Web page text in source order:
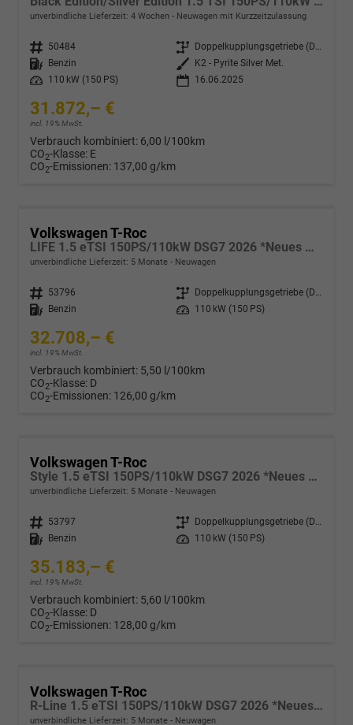
unverbindliche Lieferzeit: 4 Wochen Neuwagen mit Kurzzeitzulassung
Fahrzeugnr. 50484 Getriebe
Doppelkupplungsgetriebe (DSG)
Kraftstoff
Benzin Außenfarbe
K2 - Pyrite Silver Met.
Leistung
110 kW (150 PS) 16.06.2025
31.872,– €
incl. 19% MwSt.
Verbrauch kombiniert: 6,00 l/100km
CO2-Klasse: E
CO2-Emissionen: 137,00 g/km
Volkswagen T-Roc
LIFE 1.5 eTSI 150PS/110kW DSG7 2026 *Neues Modell*
unverbindliche Lieferzeit: 5 Monate Neuwagen
Fahrzeugnr. 53796 Getriebe
Doppelkupplungsgetriebe (DSG)
Kraftstoff
Benzin Leistung 110 kW (150 PS)
32.708,– €
incl. 19% MwSt.
Verbrauch kombiniert: 5,50 l/100km
CO2-Klasse: D
CO2-Emissionen: 126,00 g/km
Volkswagen T-Roc
Style 1.5 eTSI 150PS/110kW DSG7 2026 *Neues Modell*
unverbindliche Lieferzeit: 5 Monate Neuwagen
Fahrzeugnr. 53797 Getriebe
Doppelkupplungsgetriebe (DSG)
Kraftstoff
Benzin Leistung 110 kW (150 PS)
35.183,– €
incl. 19% MwSt.
Verbrauch kombiniert: 5,60 l/100km
CO2-Klasse: D
CO2-Emissionen: 128,00 g/km
Volkswagen T-Roc
R-Line 1.5 eTSI 150PS/110kW DSG7 2026 *Neues Modell*
unverbindliche Lieferzeit: 5 Monate Neuwagen